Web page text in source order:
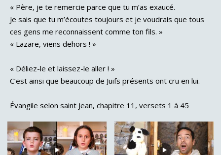
« Père, je te remercie parce que tu m’as exaucé.
Je sais que tu m’écoutes toujours et je voudrais que tous
ces gens me reconnaissent comme ton fils. »
« Lazare, viens dehors ! »
« Déliez-le et laissez-le aller ! »
C’est ainsi que beaucoup de Juifs présents ont cru en lui.
Évangile selon saint Jean, chapitre 11, versets 1 à 45